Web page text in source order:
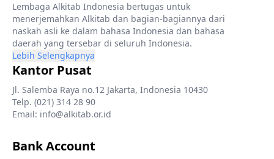
Lembaga Alkitab Indonesia bertugas untuk
menerjemahkan Alkitab dan bagian-bagiannya dari
naskah asli ke dalam bahasa Indonesia dan bahasa
daerah yang tersebar di seluruh Indonesia.
Lebih Selengkapnya
Kantor Pusat
Jl. Salemba Raya no.12 Jakarta, Indonesia 10430
Telp. (021) 314 28 90
Email: info@alkitab.or.id
Bank Account